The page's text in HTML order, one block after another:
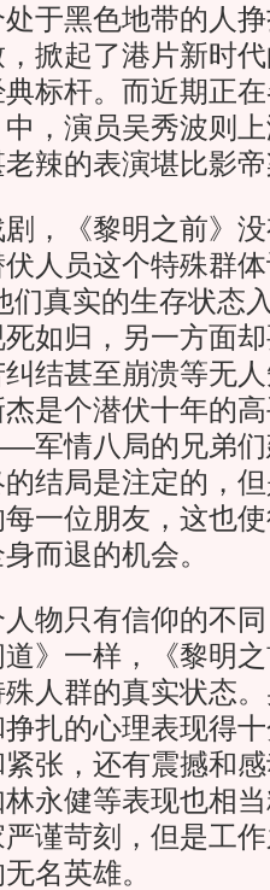
于黑色地带的人
掀起了港片新时
标杆。而近期正
，演员吴秀波则
老辣的表演堪比影
《黎明之前》没
人员这个特殊群
们真实的生存状态
如归，另一方面
结甚至崩溃等无
是个潜伏十年的
军情八局的兄弟们
结局是注定的，
一位朋友，这也
而退的机会。
只有信仰的不同
》一样，《黎明
人群的真实状态
扎的心理表现得
张，还有震撼和
永健等表现也相
谨苛刻，但是工
名英雄。